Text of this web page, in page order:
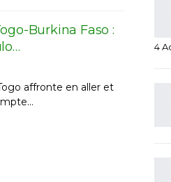
Burkina Faso :
affronte en aller et
4